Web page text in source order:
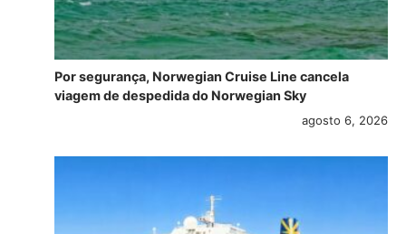
Por segurança, Norwegian Cruise Line cancela
viagem de despedida do Norwegian Sky
agosto 6, 2026